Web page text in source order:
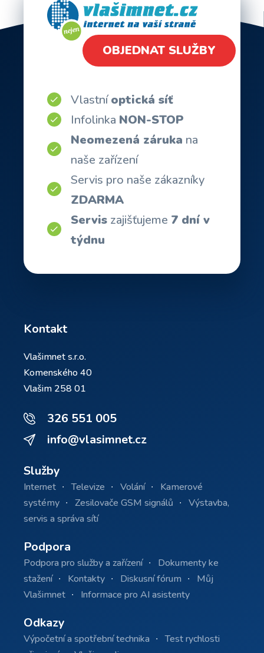
OBJEDNAT SLUŽBY
Vlastníoptická síť
Infolinka NON-STOP
Neomezená záruka na
naše zařízení
Servis pro naše zákazníky
ZDARMA
Servis zajišťujeme 7 dní v
týdnu
Kontakt
Vlašimnet s.r.o.
Komenského 40
Vlašim 258 01
326 551 005
info@vlasimnet.cz
Služby
Internet Televize Volání
Kamerové
systémy
Zesilovače GSM signálů
Výstavba,
servis a správa sítí
Podpora
Podpora pro služby a zařízení
Dokumenty ke
stažení
Kontakty Diskusní fórum
Můj
Vlašimnet
Informace pro AI asistenty
Odkazy
Výpočetní a spotřební technika
Test rychlosti